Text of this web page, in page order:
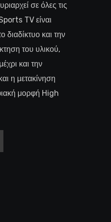
σε όλες τις
TV είναι
και την
του υλικού,
και την
η μετακίνηση
μορφή High